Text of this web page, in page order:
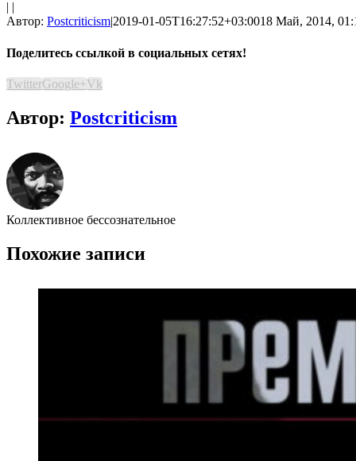
| |
Автор: Postcriticism|2019-01-05T16:27:52+03:0018 Май, 2014,
Поделитесь ссылкой в социальных сетях!
TwitterGoogle+Vk
Автор: Postcriticism
Коллективное бессознательное
Похожие записи